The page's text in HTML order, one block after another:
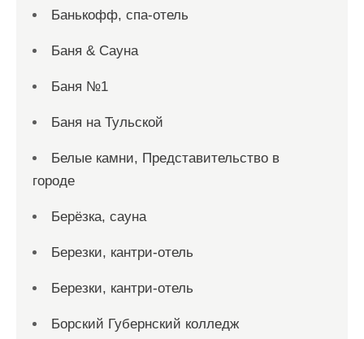
Банькофф, спа-отель
Баня & Сауна
Баня №1
Баня на Тульской
Белые камни, Представительство в
городе
Берёзка, сауна
Березки, кантри-отель
Березки, кантри-отель
Борский Губернский колледж